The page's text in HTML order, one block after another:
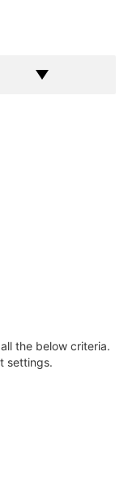
the below criteria.
settings.